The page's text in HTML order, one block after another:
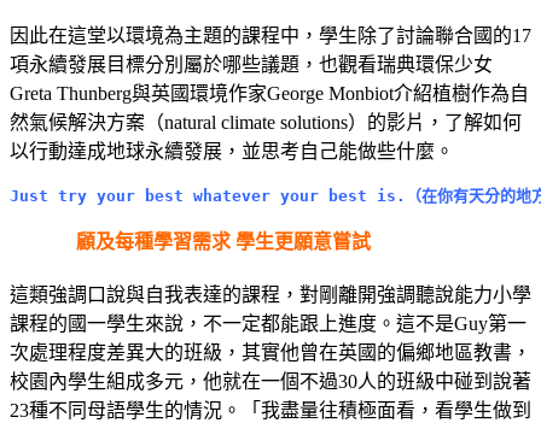
因此在這堂以環境為主題的課程中，學生除了討論聯合國的17
項永續發展目標分別屬於哪些議題，也觀看瑞典環保少女
Greta Thunberg與英國環境作家George Monbiot介紹植樹作為自
然氣候解決方案（natural climate solutions）的影片，了解如何
以行動達成地球永續發展，並思考自己能做些什麼。
Just try your best whatever your best is.（在你有天分的地方
顧及每種學習需求 學生更願意嘗試
這類強調口說與自我表達的課程，對剛離開強調聽說能力小學
課程的國一學生來說，不一定都能跟上進度。這不是Guy第一
次處理程度差異大的班級，其實他曾在英國的偏鄉地區教書，
校園內學生組成多元，他就在一個不過30人的班級中碰到說著
23種不同母語學生的情況。「我盡量往積極面看，看學生做到